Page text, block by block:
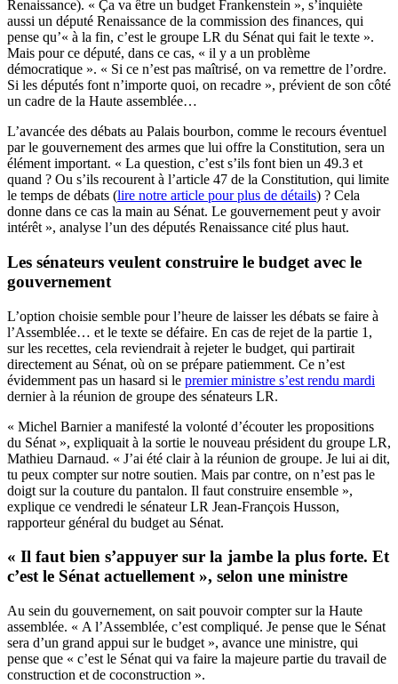
Renaissance). « Ça va être un budget Frankenstein », s’inquiète
aussi un député Renaissance de la commission des finances, qui
pense qu’« à la fin, c’est le groupe LR du Sénat qui fait le texte ».
Mais pour ce député, dans ce cas, « il y a un problème
démocratique ». « Si ce n’est pas maîtrisé, on va remettre de l’ordre.
Si les députés font n’importe quoi, on recadre », prévient de son côté
un cadre de la Haute assemblée…
L’avancée des débats au Palais bourbon, comme le recours éventuel
par le gouvernement des armes que lui offre la Constitution, sera un
élément important. « La question, c’est s’ils font bien un 49.3 et
quand ? Ou s’ils recourent à l’article 47 de la Constitution, qui limite
le temps de débats (lire notre article pour plus de détails) ? Cela
donne dans ce cas la main au Sénat. Le gouvernement peut y avoir
intérêt », analyse l’un des députés Renaissance cité plus haut.
Les sénateurs veulent construire le budget avec le
gouvernement
L’option choisie semble pour l’heure de laisser les débats se faire à
l’Assemblée… et le texte se défaire. En cas de rejet de la partie 1,
sur les recettes, cela reviendrait à rejeter le budget, qui partirait
directement au Sénat, où on se prépare patiemment. Ce n’est
évidemment pas un hasard si le premier ministre s’est rendu mardi
dernier à la réunion de groupe des sénateurs LR.
« Michel Barnier a manifesté la volonté d’écouter les propositions
du Sénat », expliquait à la sortie le nouveau président du groupe LR,
Mathieu Darnaud. « J’ai été clair à la réunion de groupe. Je lui ai dit,
tu peux compter sur notre soutien. Mais par contre, on n’est pas le
doigt sur la couture du pantalon. Il faut construire ensemble »,
explique ce vendredi le sénateur LR Jean-François Husson,
rapporteur général du budget au Sénat.
« Il faut bien s’appuyer sur la jambe la plus forte. Et
c’est le Sénat actuellement », selon une ministre
Au sein du gouvernement, on sait pouvoir compter sur la Haute
assemblée. « A l’Assemblée, c’est compliqué. Je pense que le Sénat
sera d’un grand appui sur le budget », avance une ministre, qui
pense que « c’est le Sénat qui va faire la majeure partie du travail de
construction et de coconstruction ».